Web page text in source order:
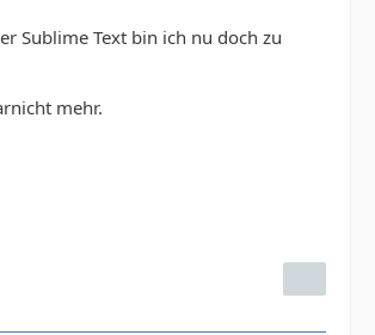
Sublime Text bin ich nu doch zu
mehr.